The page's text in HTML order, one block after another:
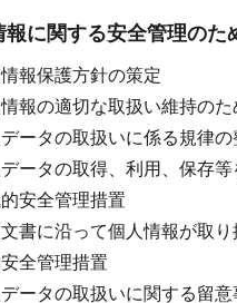
報に関する安全管理のた
報保護方針の策定
報の適切な取扱い維持の
ータの取扱いに係る規律の
ータの取得、利用、保存
安全管理措置
書に沿って個人情報が取
全管理措置
ータの取扱いに関する留